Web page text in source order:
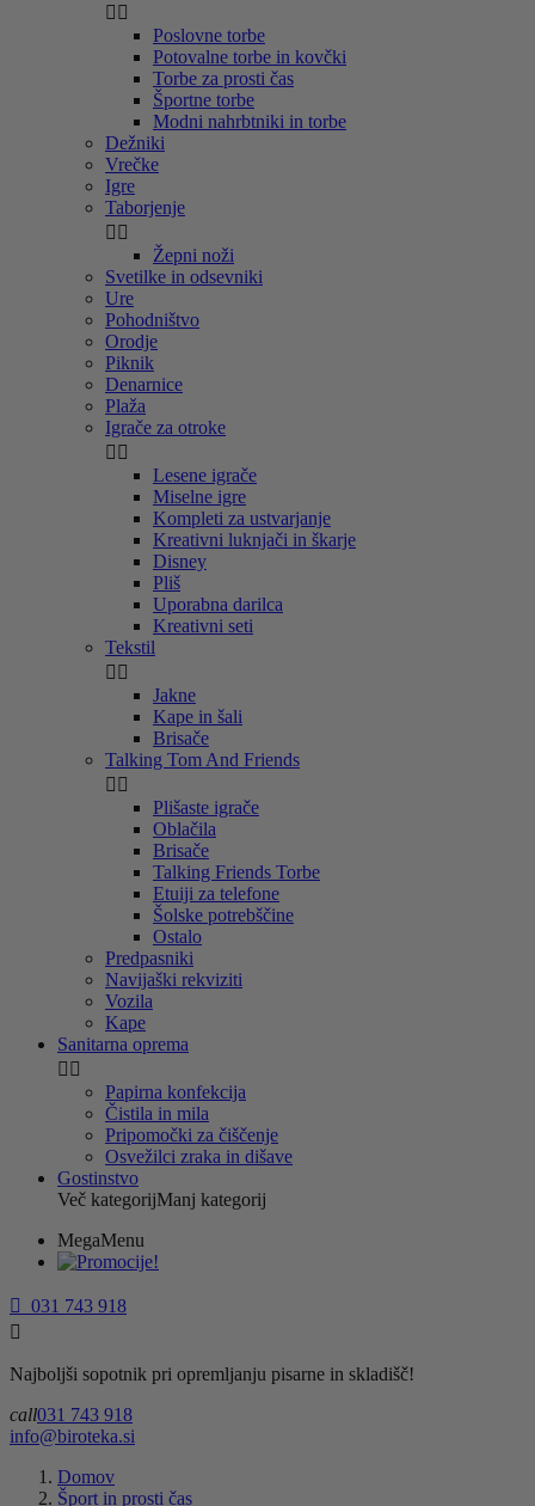
 
Poslovne torbe
Potovalne torbe in kovčki
Torbe za prosti čas
Športne torbe
Modni nahrbtniki in torbe
Dežniki
Vrečke
Igre
Taborjenje
 
Žepni noži
Svetilke in odsevniki
Ure
Pohodništvo
Orodje
Piknik
Denarnice
Plaža
Igrače za otroke
 
Lesene igrače
Miselne igre
Kompleti za ustvarjanje
Kreativni luknjači in škarje
Disney
Pliš
Uporabna darilca
Kreativni seti
Tekstil
 
Jakne
Kape in šali
Brisače
Talking Tom And Friends
 
Plišaste igrače
Oblačila
Brisače
Talking Friends Torbe
Etuiji za telefone
Šolske potrebščine
Ostalo
Predpasniki
Navijaški rekviziti
Vozila
Kape
Sanitarna oprema
 
Papirna konfekcija
Čistila in mila
Pripomočki za čiščenje
Osvežilci zraka in dišave
Gostinstvo
Več kategorijManj kategorij
MegaMenu

031 743 918

Najboljši sopotnik pri opremljanju pisarne in skladišč!
call031 743 918
info@biroteka.si
Domov
Šport in prosti čas